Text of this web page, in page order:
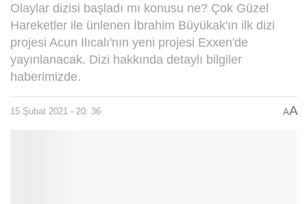
Olaylar dizisi başladı mı konusu ne? Çok Güzel
Hareketler ile ünlenen İbrahim Büyükak'ın ilk dizi
projesi Acun Ilıcalı'nın yeni projesi Exxen'de
yayınlanacak. Dizi hakkında detaylı bilgiler
haberimizde.
15 Şubat 2021 - 20: 36 AA